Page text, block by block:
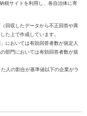
税サイトを利用し、各自治体に寄
回収したデータから不正回答や異
た上で作成しています。
においては有効回答者数が規定人
部門においては有効回答者数が規
人の割合が基準値以下の企業がラ